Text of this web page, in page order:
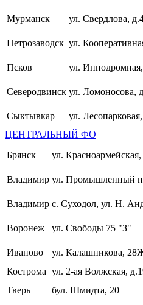
Мурманск
ул. Свердлова,
Петрозаводск ул.
Псков
ул.
Северодвинск ул. Ломоносова,
Сыктывкар
ул.
ЦЕНТРАЛЬНЫЙ ФО
Брянск
ул.
Владимир ул. Промышленный
Владимир с. Суходол, ул. Н.
Воронеж
ул. Свободы 75 "З"
Иваново
ул. Калашникова,
Кострома ул. 2-ая Волжская,
Тверь
бул. Шмидта, 20